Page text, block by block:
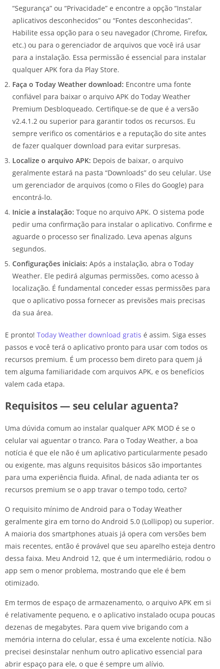
“Segurança” ou “Privacidade” e encontre a opção “Instalar
aplicativos desconhecidos” ou “Fontes desconhecidas”.
Habilite essa opção para o seu navegador (Chrome, Firefox,
etc.) ou para o gerenciador de arquivos que você irá usar
para a instalação. Essa permissão é essencial para instalar
qualquer APK fora da Play Store.
Faça o Today Weather download: Encontre uma fonte
confiável para baixar o arquivo APK do Today Weather
Premium Desbloqueado. Certifique-se de que é a versão
v2.4.1.2 ou superior para garantir todos os recursos. Eu
sempre verifico os comentários e a reputação do site antes
de fazer qualquer download para evitar surpresas.
Localize o arquivo APK: Depois de baixar, o arquivo
geralmente estará na pasta “Downloads” do seu celular. Use
um gerenciador de arquivos (como o Files do Google) para
encontrá-lo.
Inicie a instalação: Toque no arquivo APK. O sistema pode
pedir uma confirmação para instalar o aplicativo. Confirme e
aguarde o processo ser finalizado. Leva apenas alguns
segundos.
Configurações iniciais: Após a instalação, abra o Today
Weather. Ele pedirá algumas permissões, como acesso à
localização. É fundamental conceder essas permissões para
que o aplicativo possa fornecer as previsões mais precisas
da sua área.
E pronto! Today Weather download gratis é assim. Siga esses
passos e você terá o aplicativo pronto para usar com todos os
recursos premium. É um processo bem direto para quem já
tem alguma familiaridade com arquivos APK, e os benefícios
valem cada etapa.
Requisitos — seu celular aguenta?
Uma dúvida comum ao instalar qualquer APK MOD é se o
celular vai aguentar o tranco. Para o Today Weather, a boa
notícia é que ele não é um aplicativo particularmente pesado
ou exigente, mas alguns requisitos básicos são importantes
para uma experiência fluida. Afinal, de nada adianta ter os
recursos premium se o app travar o tempo todo, certo?
O requisito mínimo de Android para o Today Weather
geralmente gira em torno do Android 5.0 (Lollipop) ou superior.
A maioria dos smartphones atuais já opera com versões bem
mais recentes, então é provável que seu aparelho esteja dentro
dessa faixa. Meu Android 12, que é um intermediário, rodou o
app sem o menor problema, mostrando que ele é bem
otimizado.
Em termos de espaço de armazenamento, o arquivo APK em si
é relativamente pequeno, e o aplicativo instalado ocupa poucas
dezenas de megabytes. Para quem vive brigando com a
memória interna do celular, essa é uma excelente notícia. Não
precisei desinstalar nenhum outro aplicativo essencial para
abrir espaço para ele, o que é sempre um alívio.